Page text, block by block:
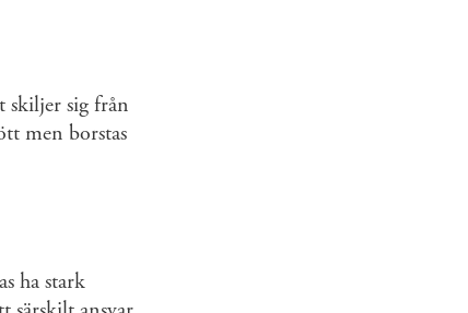
skiljer sig från
men borstas
ha stark